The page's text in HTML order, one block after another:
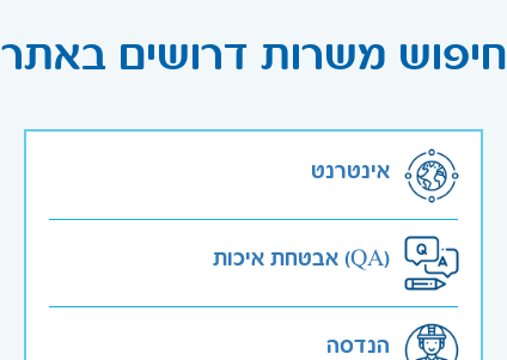
חיפוש משרות דרושים באתר
אינטרנט
אבטחת איכות (QA)
הנדסה